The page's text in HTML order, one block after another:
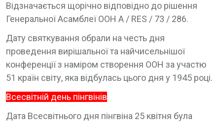
Відзначається щорічно відповідно до рішення
Генеральної Асамблеї ООН A / RES / 73 / 286.
Дату святкування обрали на честь дня
проведення вирішальної та найчисельнішої
конференції з наміром створення ООН за участю
51 країн світу, яка відбулась цього дня у 1945 році.
Всесвітній день пінгвінів
Дата Всесвітнього дня пінгвіна 25 квітня була